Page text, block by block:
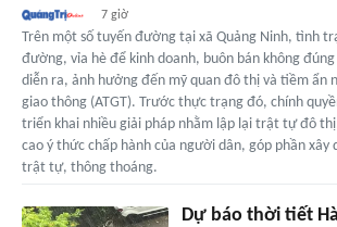
7 giờ
Trên một số tuyến đường tại xã Quảng Ninh, tình
đường, vỉa hè để kinh doanh, buôn bán không
diễn ra, ảnh hưởng đến mỹ quan đô thị và tiềm ẩn
giao thông (ATGT). Trước thực trạng đó, chính
triển khai nhiều giải pháp nhằm lập lại trật tự đô
cao ý thức chấp hành của người dân, góp phần xây
trật tự, thông thoáng.
Dự báo thời tiết